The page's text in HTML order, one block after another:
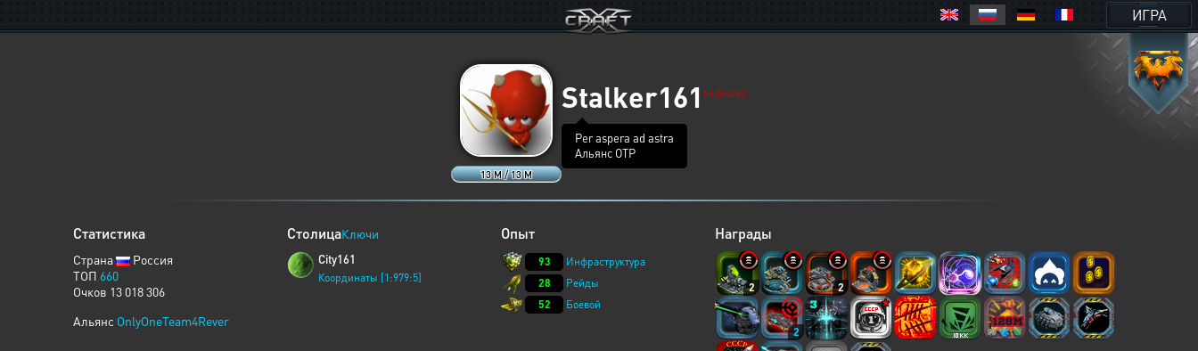
ИГРА
13 M / 13 M
Stalker161 HUMANS
Per aspera ad astra
Альянс ОТР
Статистика
Страна
Россия
ТОП 660
Очков 13 018 306
Альянс OnlyOneTeam4Rever
СтолицаКлючи
City161
Координаты [1:979:5]
Опыт
93
Инфраструктура
28
Рейды
52
Боевой
Награды
2 2
2